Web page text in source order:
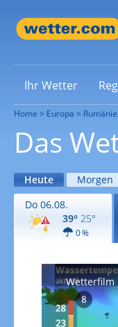
Ihr Wetter
Home Europa
Das
Heute Morgen
Do 06.08.
39° 25°
0 %
Wetterfilm